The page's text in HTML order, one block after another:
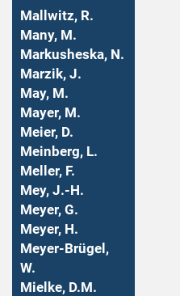
Mallwitz, R.
Many, M.
Markusheska, N.
Marzik, J.
May, M.
Mayer, M.
Meier, D.
Meinberg, L.
Meller, F.
Mey, J.-H.
Meyer, G.
Meyer, H.
Meyer-Brügel,
W.
Mielke, D.M.